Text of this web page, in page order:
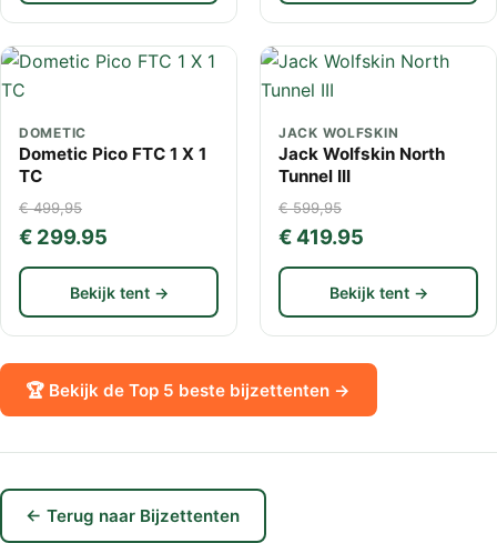
DOMETIC
Dometic Pico FTC 1 X 1
TC
€ 499,95
€ 299.95
Bekijk tent →
JACK WOLFSKIN
Jack Wolfskin North
Tunnel III
€ 599,95
€ 419.95
Bekijk tent →
🏆 Bekijk de Top 5 beste bijzettenten →
← Terug naar Bijzettenten